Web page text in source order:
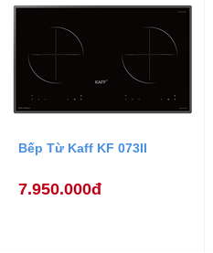
Bếp Từ Kaff KF 073II
7.950.000đ